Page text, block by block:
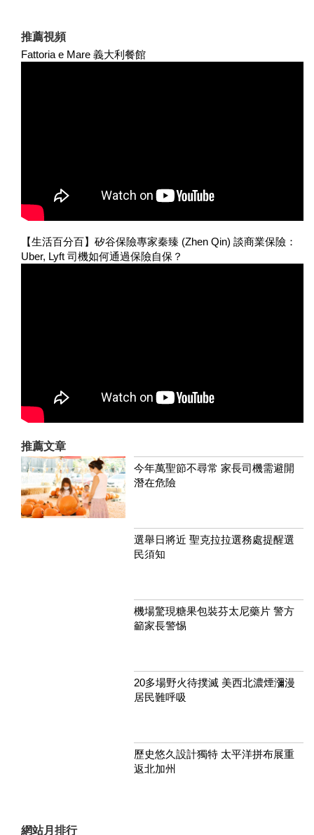
推薦視頻
Fattoria e Mare 義大利餐館
【生活百分百】矽谷保險專家秦臻 (Zhen Qin) 談商業保險：
Uber, Lyft 司機如何通過保險自保？
推薦文章
今年萬聖節不尋常 家長司機需避開
潛在危險
選舉日將近 聖克拉拉選務處提醒選
民須知
機場驚現糖果包裝芬太尼藥片 警方
籲家長警惕
20多場野火待撲滅 美西北濃煙瀰漫
居民難呼吸
歷史悠久設計獨特 太平洋拼布展重
返北加州
網站月排行